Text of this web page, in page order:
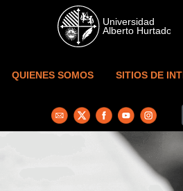
Skip to main content
QUIENES SOMOS SITIOS DE